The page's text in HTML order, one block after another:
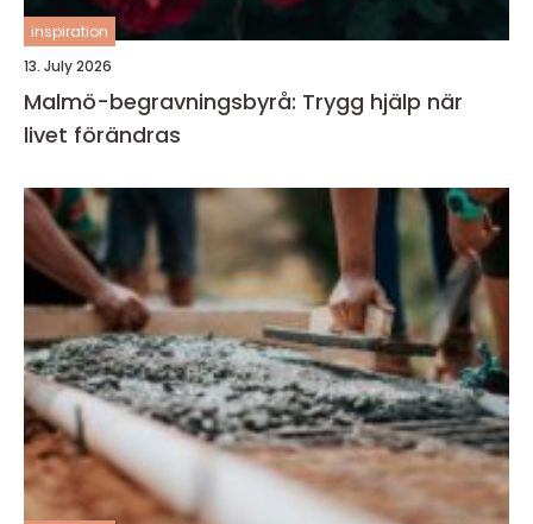
inspiration
13. July 2026
Malmö-begravningsbyrå: Trygg hjälp när
livet förändras